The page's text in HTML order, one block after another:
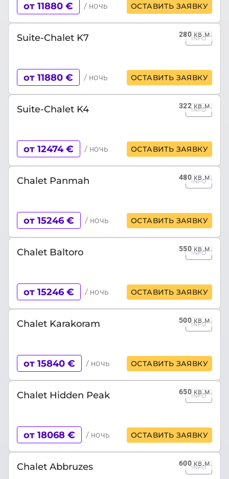
от 11880 € / ночь ОСТАВИТЬ ЗАЯВКУ
280кв.м.
Suite-Chalet K7 INFO
от 11880 € / ночь ОСТАВИТЬ ЗАЯВКУ
322кв.м.
Suite-Chalet K4 INFO
от 12474 € / ночь ОСТАВИТЬ ЗАЯВКУ
480кв.м.
Chalet Panmah INFO
от 15246 € / ночь ОСТАВИТЬ ЗАЯВКУ
550кв.м.
Chalet Baltoro INFO
от 15246 € / ночь ОСТАВИТЬ ЗАЯВКУ
500кв.м.
Chalet Karakoram INFO
от 15840 € / ночь ОСТАВИТЬ ЗАЯВКУ
650кв.м.
Chalet Hidden Peak INFO
от 18068 € / ночь ОСТАВИТЬ ЗАЯВКУ
600кв.м.
Chalet Abbruzes INFO